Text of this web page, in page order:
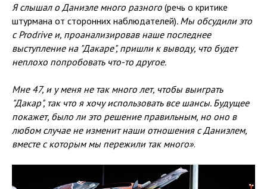
Я слышал о Даниэле много разного (речь о критике
штурмана от сторонних наблюдателей). Мы обсудили это
с Prodrive и, проанализировав наше последнее
выступление на "Дакаре", пришли к выводу, что будет
неплохо попробовать что-то другое.
Мне 47, и у меня не так много лет, чтобы выиграть
"Дакар", так что я хочу использовать все шансы. Будущее
покажет, было ли это решение правильным, но оно в
любом случае не изменит наши отношения с Даниэлем,
вместе с которым мы пережили так много».